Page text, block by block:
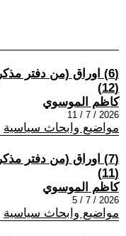
(6) اوراق (من دفتر
(12)
كاظم الموسوي
2026 / 7 / 11
مواضيع وابحاث سياسية
(7) اوراق (من دفتر
(11)
كاظم الموسوي
2026 / 7 / 5
مواضيع وابحاث سياسية